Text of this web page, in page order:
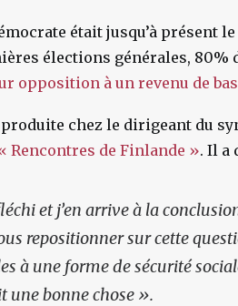
était jusqu’à présent
élections générales, 80%
opposition à un revenu de
chez le dirigeant du
Rencontres de Finlande ». Il a
et j’en arrive à la
repositionner sur cette
à une forme de sécurité
une bonne chose ».